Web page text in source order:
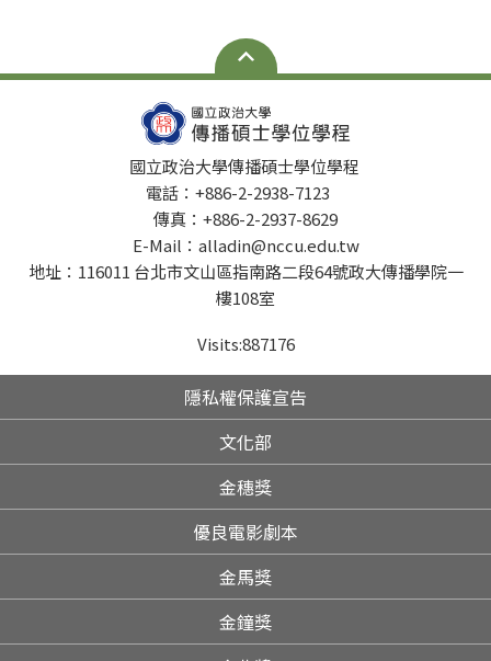
國立政治大學傳播碩士學位學程
電話：+886-2-2938-7123
傳真：+886-2-2937-8629
E-Mail：alladin@nccu.edu.tw
地址：116011 台北市文山區指南路二段64號政大傳播學院一
樓108室
Visits:887176
隱私權保護宣告
文化部
金穗獎
優良電影劇本
金馬獎
金鐘獎